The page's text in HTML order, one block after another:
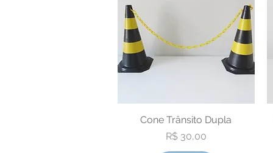
Visualização rápida
Cone Trânsito Dupla
Preço
R$ 30,00